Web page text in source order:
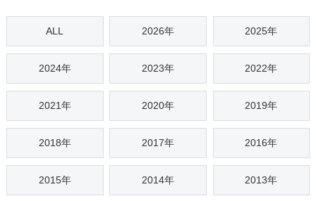
ALL 2026年 2025年
2024年 2023年 2022年
2021年 2020年 2019年
2018年 2017年 2016年
2015年 2014年 2013年